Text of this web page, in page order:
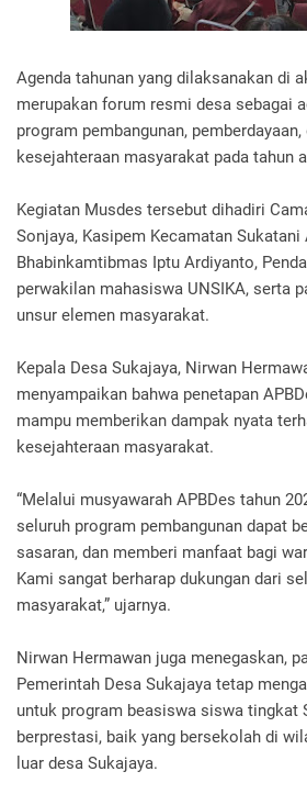
Agenda tahunan yang dilaksanakan di
merupakan forum resmi desa sebagai
program pembangunan,
kesejahteraan masyarakat pada tahun
Kegiatan Musdes tersebut dihadiri
Sonjaya, Kasipem Kecamatan Sukatani
Bhabinkamtibmas Iptu Ardiyanto,
perwakilan mahasiswa UNSIKA, serta
unsur elemen masyarakat.
Kepala Desa Sukajaya, Nirwan
menyampaikan bahwa penetapan
mampu memberikan dampak nyata
kesejahteraan masyarakat.
“Melalui musyawarah APBDes tahun
seluruh program pembangunan dapat
sasaran, dan memberi manfaat bagi
Kami sangat berharap dukungan dari
masyarakat,” ujarnya.
Nirwan Hermawan juga menegaskan,
Pemerintah Desa Sukajaya tetap
untuk program beasiswa siswa tingkat
berprestasi, baik yang bersekolah di
luar desa Sukajaya.